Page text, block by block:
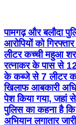
पामगढ़ और बलौदा
आरोपियों को
लीटर कच्ची महुआ
रत्नाकर के पास से
के कब्जे से 7 लीटर
खिलाफ आबकारी
पेश किया गया, जहां
पुलिस का कहना है
अभियान लगातार